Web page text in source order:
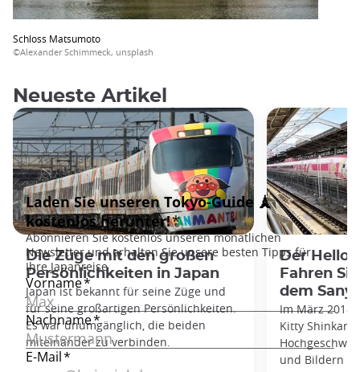
Schloss Matsumoto
©Alexander Schimmeck, unsplash
Neueste Artikel
Die Züge mit den großen
Persönlichkeiten in Japan
Japan ist bekannt für seine Züge und
für seine großartigen Persönlichkeiten.
Es war unumgänglich, die beiden
miteinander zu verbinden.
Der Hello
Fahren
dem
Im März 2018
Kitty
und Bildern